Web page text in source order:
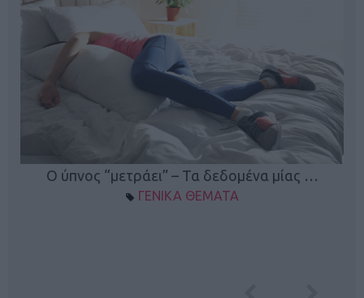
Ο ύπνος “μετράει” – Τα δεδομένα μίας …
ΓΕΝΙΚΑ ΘΕΜΑΤΑ